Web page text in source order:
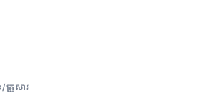
/គ្រួសារ